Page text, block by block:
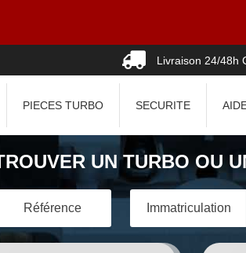
Livraison 24/48h
PIECES TURBO SECURITE
UN TURBO OU
Référence Immatriculation